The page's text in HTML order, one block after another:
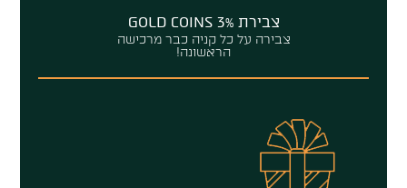
צבירת GOLD COINS 3%
צבירה על כל קניה כבר מרכישה
הראשונה!